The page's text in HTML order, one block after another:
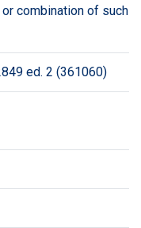
combination of such
ed. 2 (361060)